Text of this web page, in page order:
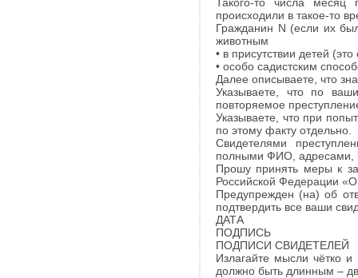
происходили в такое-то
Гражданин N (если их
животным
• в присутствии детей
• особо садистским
Далее описываете, что
Указываете, что по
повторяемое
Указываете, что при
по этому факту отдельно.
Свидетелями
полными ФИО, адресами,
Прошу принять меры к
Российской Федерации
Предупрежден (на) об
подтвердить все ваши
ДАТА
ПОДПИСЬ
ПОДПИСИ СВИДЕТЕЛЕЙ
Излагайте мысли чётко
должно быть длинным –